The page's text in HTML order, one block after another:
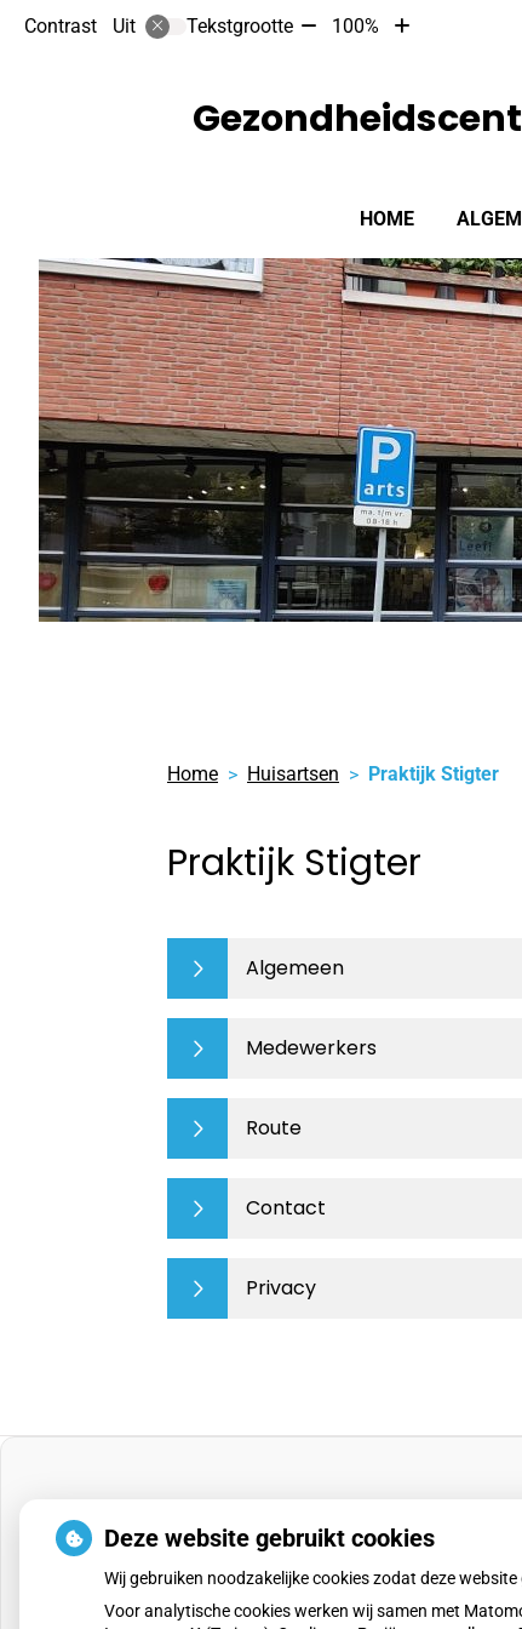
Contrast Uit Tekstgrootte Tekst
10%
100%
Tekst
10%
HOME
Home Huisartsen Praktijk Stigter
Praktijk Stigter
Algemeen
Medewerkers
Route
Contact
Privacy
Deze website gebruikt cookies
Wij gebruiken noodzakelijke cookies zodat deze
Voor analytische cookies werken wij samen met